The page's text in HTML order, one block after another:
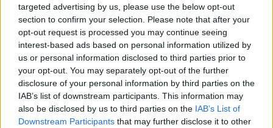
targeted advertising by us, please use the below opt-out
section to confirm your selection. Please note that after your
opt-out request is processed you may continue seeing
interest-based ads based on personal information utilized by
us or personal information disclosed to third parties prior to
your opt-out. You may separately opt-out of the further
disclosure of your personal information by third parties on the
IAB’s list of downstream participants. This information may
also be disclosed by us to third parties on the IAB’s List of
Downstream Participants that may further disclose it to other